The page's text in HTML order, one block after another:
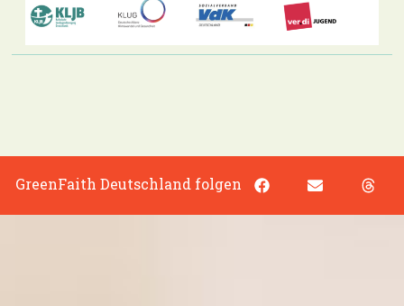
GreenFaith Deutschland folgen